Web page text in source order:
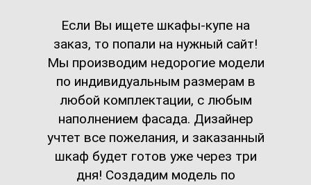
Если Вы ищете шкафы-купе на
заказ, то попали на нужный сайт!
Мы производим недорогие модели
по индивидуальным размерам в
любой комплектации, с любым
наполнением фасада. Дизайнер
учтет все пожелания, и заказанный
шкаф будет готов уже через три
дня! Создадим модель по